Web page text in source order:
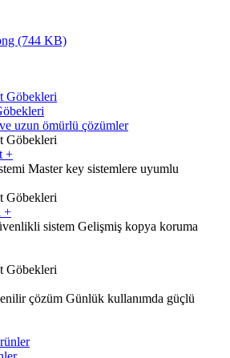
uzun ömürlü çözümler
+
Master key sistemlere uyumlu
+
sistem Gelişmiş kopya koruma
çözüm Günlük kullanımda güçlü